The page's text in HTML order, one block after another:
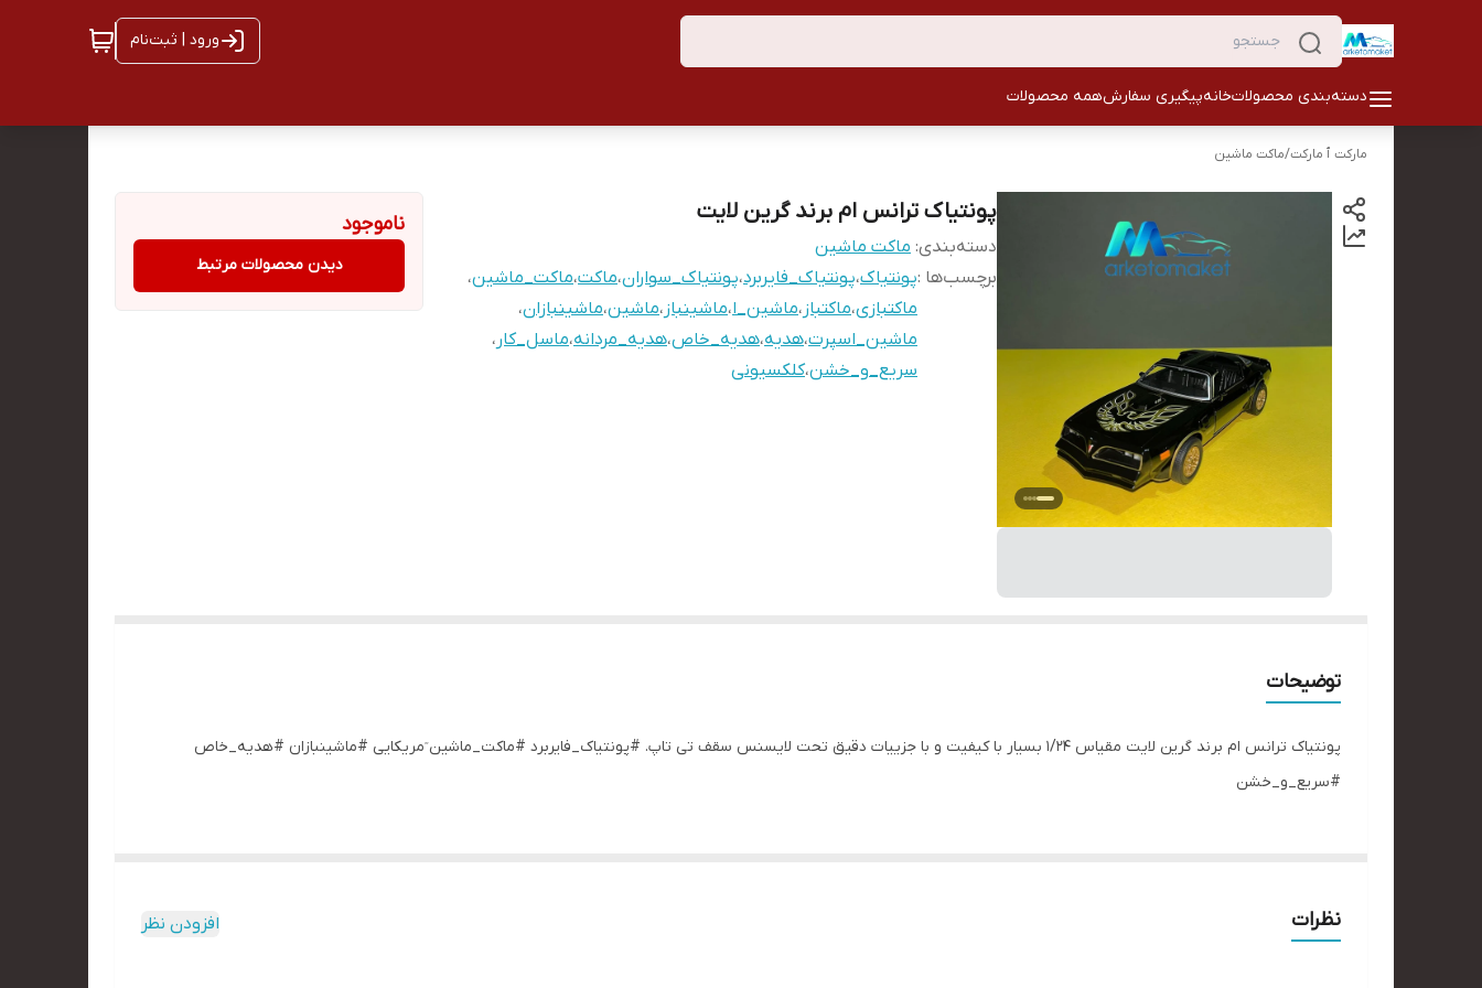
ورود | ثبت‌نام
دسته‌بندی محصولاتخانهپیگیری سفارشهمه محصولات
مارکت ٱ مارکت/ماکت ماشین
پونتیاک ترانس ام برند گرین لایت
دسته‌بندی: ماکت ماشین
برچسب‌ها :پونتیاک،پونتیاک_فایربرد،پونتیاک_سواران،ماکت،ماکت_ماشین،
ماکتبازی،ماکتباز ،ماشین_ا،ماشینباز ،ماشین،ماشینبازان،
ماشین_اسپرت،هدیه،هدیه_خاص،هدیه_مردانه،ماسل_کار ،
سریع_و_خشن،کلکسیونی
ناموجود
دیدن محصولات مرتبط
توضیحات
پونتیاک ترانس ام برند گرین لایت مقیاس ۱/۲۴ بسیار با کیفیت و با جزییات دقیق تحت لایسنس سقف تی تاپ. #پونتیاک_فایربرد #ماکت_ماشین ٓمریکایی #ماشینبازان #هدیه_خاص
#سریع_و_خشن
نظرات افزودن نظر